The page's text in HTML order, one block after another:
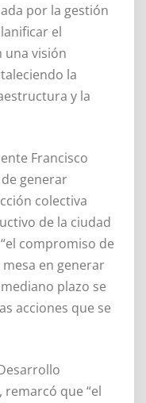
por la gestión
el
una visión
la
y la
Francisco
generar
colectiva
de la ciudad
compromiso de
en generar
plazo se
acciones que se
que “el